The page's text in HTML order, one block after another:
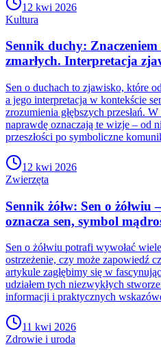
12 kwi 2026
Kultura
Sennik duchy:
zmarłych. Interpretacja
Sen o duchach to zjawisko, które
a jego interpretacja w kontekście
zrozumienia głębszych przesłań.
naprawdę oznaczają te wizje – od
przeszłości po symboliczne
12 kwi 2026
Zwierzęta
Sennik żółw: Sen o żółwiu
oznacza sen, symbol
Sen o żółwiu potrafi wywołać
ostrzeżenie, czy może zapowiedź
artykule zagłębimy się w
udziałem tych niezwykłych
informacji i praktycznych
11 kwi 2026
Zdrowie i uroda